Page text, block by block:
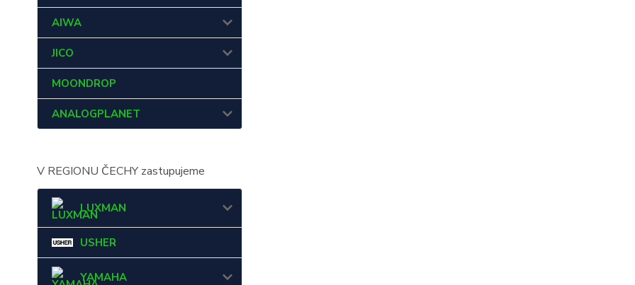
AIWA
JICO
MOONDROP
ANALOGPLANET
V REGIONU ČECHY zastupujeme
LUXMAN
USHER
YAMAHA